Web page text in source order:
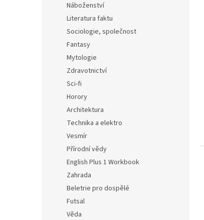
Náboženství
Literatura faktu
Sociologie, společnost
Fantasy
Mytologie
Zdravotnictví
Sci-fi
Horory
Architektura
Technika a elektro
Vesmír
Přírodní vědy
English Plus 1 Workbook
Zahrada
Beletrie pro dospělé
Futsal
Věda